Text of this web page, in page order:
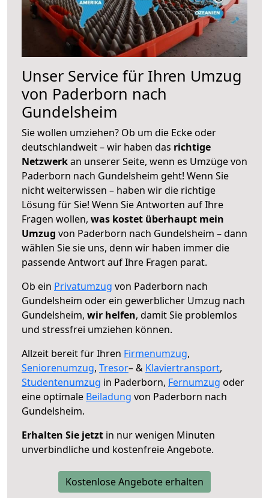
Unser Service für Ihren Umzug
von Paderborn nach
Gundelsheim
Sie wollen umziehen? Ob um die Ecke oder
deutschlandweit – wir haben das richtige
Netzwerkan unserer Seite, wenn es Umzüge von
Paderborn nach Gundelsheim geht! Wenn Sie
nicht weiterwissen – haben wir die richtige
Lösung für Sie! Wenn Sie Antworten auf Ihre
Fragen wollen, was kostet überhaupt mein
Umzug von Paderborn nach Gundelsheim – dann
wählen Sie sie uns, denn wir haben immer die
passende Antwort auf Ihre Fragen parat.
Ob ein Privatumzug von Paderborn nach
Gundelsheim oder ein gewerblicher Umzug nach
Gundelsheim, wir helfen, damit Sie problemlos
und stressfrei umziehen können.
Allzeit bereit für Ihren Firmenumzug,
Seniorenumzug, Tresor– & Klaviertransport,
Studentenumzug in Paderborn, Fernumzug oder
eine optimale Beiladung von Paderborn nach
Gundelsheim.
Erhalten Sie jetzt in nur wenigen Minuten
unverbindliche und kostenfreie Angebote.
Kostenlose Angebote erhalten